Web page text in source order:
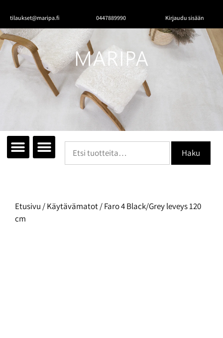
tilaukset@maripa.fi 0447889990 Kirjaudu sisään
Haku
Etusivu /Käytävämatot/ Faro 4 Black/Grey leveys 120
cm